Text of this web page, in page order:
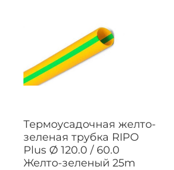
Термоусадочная желто-
зеленая трубка RIPO
Plus Ø 120.0 / 60.0
Желто-зеленый 25m